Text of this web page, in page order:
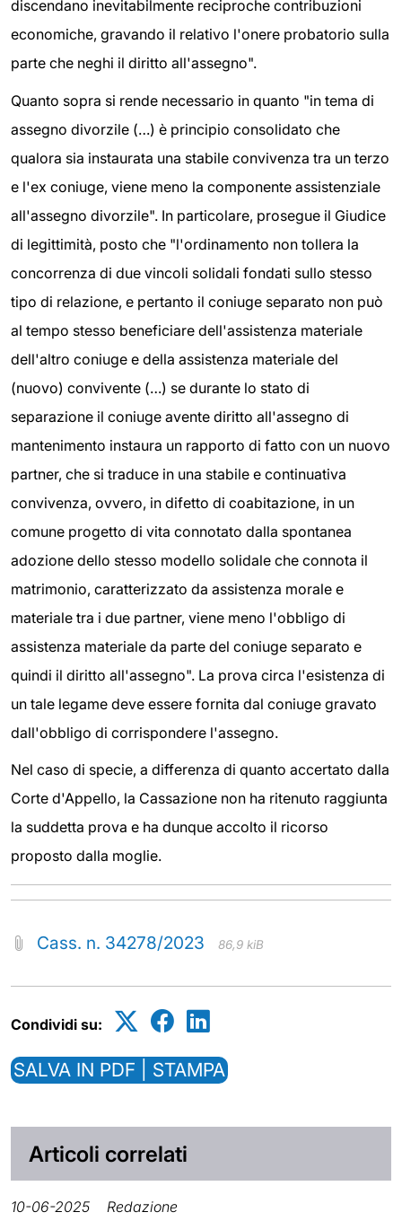
discendano inevitabilmente reciproche contribuzioni
economiche, gravando il relativo l'onere probatorio sulla
parte che neghi il diritto all'assegno".
Quanto sopra si rende necessario in quanto "in tema di
assegno divorzile (…) è principio consolidato che
qualora sia instaurata una stabile convivenza tra un terzo
e l'ex coniuge, viene meno la componente assistenziale
all'assegno divorzile". In particolare, prosegue il Giudice
di legittimità, posto che "l'ordinamento non tollera la
concorrenza di due vincoli solidali fondati sullo stesso
tipo di relazione, e pertanto il coniuge separato non può
al tempo stesso beneficiare dell'assistenza materiale
dell'altro coniuge e della assistenza materiale del
(nuovo) convivente (…) se durante lo stato di
separazione il coniuge avente diritto all'assegno di
mantenimento instaura un rapporto di fatto con un nuovo
partner, che si traduce in una stabile e continuativa
convivenza, ovvero, in difetto di coabitazione, in un
comune progetto di vita connotato dalla spontanea
adozione dello stesso modello solidale che connota il
matrimonio, caratterizzato da assistenza morale e
materiale tra i due partner, viene meno l'obbligo di
assistenza materiale da parte del coniuge separato e
quindi il diritto all'assegno". La prova circa l'esistenza di
un tale legame deve essere fornita dal coniuge gravato
dall'obbligo di corrispondere l'assegno.
Nel caso di specie, a differenza di quanto accertato dalla
Corte d'Appello, la Cassazione non ha ritenuto raggiunta
la suddetta prova e ha dunque accolto il ricorso
proposto dalla moglie.
Cass. n. 34278/2023 86,9 kiB
Condividi su:
SALVA IN PDF | STAMPA
Articoli correlati
10-06-2025 Redazione